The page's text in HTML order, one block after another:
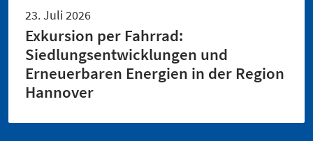
23. Juli 2026
Exkursion per Fahrrad:
Siedlungsentwicklungen und
Erneuerbaren Energien in der Region
Hannover